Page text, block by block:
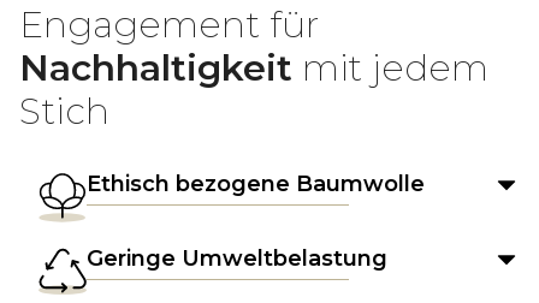
Engagement für
Nachhaltigkeit mit jedem
Stich
Ethisch bezogene Baumwolle
Geringe Umweltbelastung